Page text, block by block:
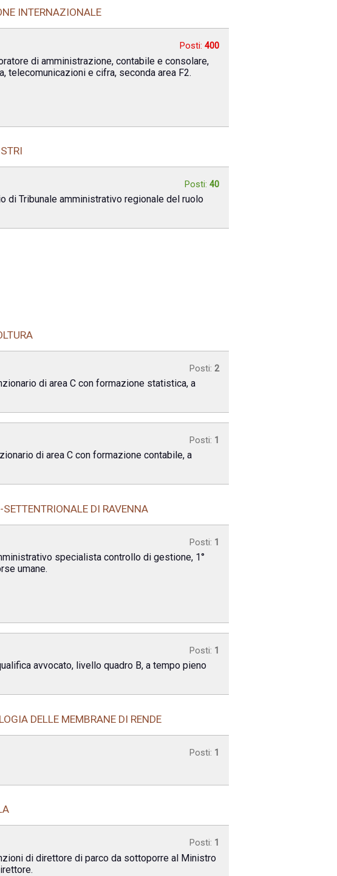
INTERNAZIONALE
Posti: 400
di amministrazione, contabile e consolare,
telecomunicazioni e cifra, seconda area F2.
Posti: 40
di Tribunale amministrativo regionale del ruolo
Posti: 2
di area C con formazione statistica, a
Posti: 1
di area C con formazione contabile, a
DI RAVENNA
Posti: 1
specialista controllo di gestione, 1°
umane.
Posti: 1
avvocato, livello quadro B, a tempo pieno
DELLE MEMBRANE DI RENDE
Posti: 1
Posti: 1
di direttore di parco da sottoporre al Ministro